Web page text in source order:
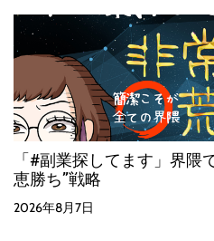
「#副業探してます」界隈
恵勝ち”戦略
2026年8月7日